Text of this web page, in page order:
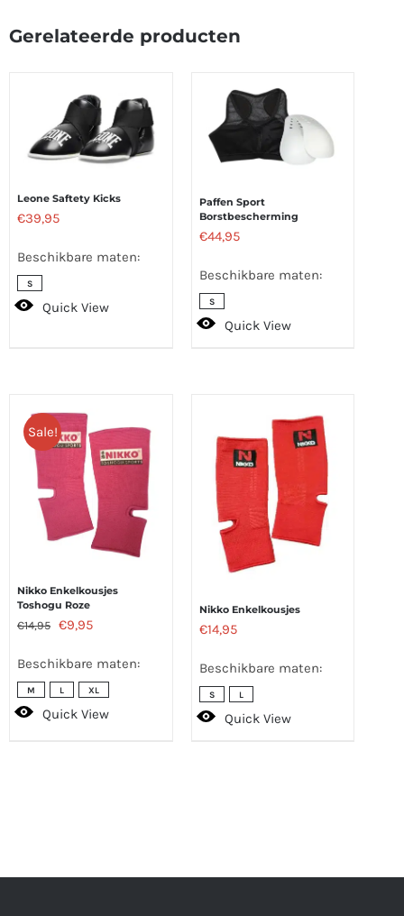
Gerelateerde producten
Leone Saftety Kicks
€39,95
Beschikbare maten:
S
Quick View
Paffen Sport
Borstbescherming
€44,95
Beschikbare maten:
S
Quick View
Sale!
Nikko Enkelkousjes
Toshogu Roze
€14,95 Oorspronkelijke
was:
€14,95.
€9,95Huidige
€9,95.
Beschikbare maten:
M L XL
Quick View
Nikko Enkelkousjes
€14,95
Beschikbare maten:
S L
Quick View